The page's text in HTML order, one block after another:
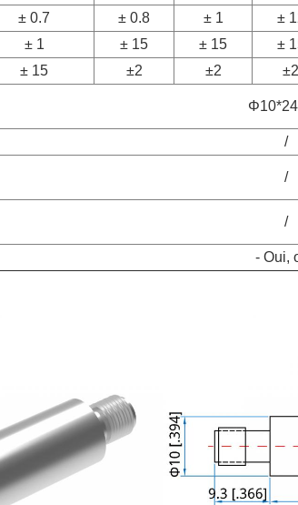
± 0.7 ± 0.8 ± 1 ±
± 1 ± 15 ± 15 ±
± 15 ±2 ±2 ±2
/
/
/
- Oui,